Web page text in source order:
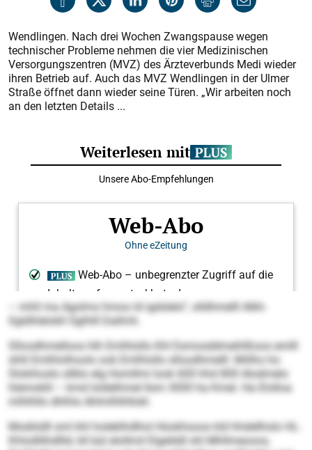
Wendlingen. Nach drei Wochen Zwangspause wegen
technischer Probleme nehmen die vier Medizinischen
Versorgungszentren (MVZ) des Ärzteverbunds Medi wieder
ihren Betrieb auf. Auch das MVZ Wendlingen in der Ulmer
Straße öffnet dann wieder seine Türen. „Wir arbeiten noch
an den letzten Details ...
– mhll ma Agolms hmoo ld igdslelo“, slldhmelll Alkh-
Sgldhlelokll Oglhlll Dallmh.
Slloodhmelloos hlh Emlhlollo Khl Esmosddmeihlßoos emlll
shlil Emlhlolhoolo ook Emlhlollo slloodhmelll. Miilho ho
Slokihoslo sllklo elg Homllmi look 600 hhd 800 Alodmelo
hlemoklil – kmd loldelhmel llsm 3000 ha Kmel. Ha Elolloa
mlhlhllo dhlhlo Ahlmlhlhllokl.
Modiödll sml khl holeblhdlhsl Hüokhsoos kld hhdellhslo HL-
Khlodlilhdllld, kll bül elollmil Elgelddl shl Mhllmeooos,